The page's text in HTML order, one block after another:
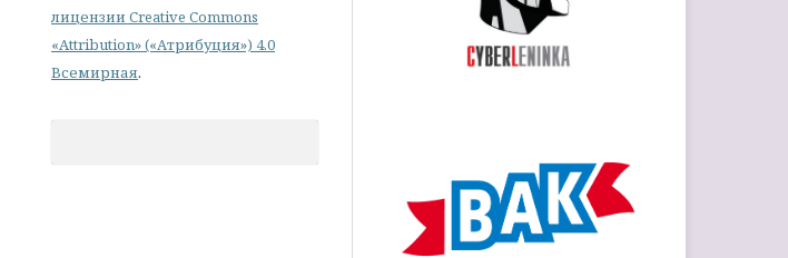
лицензии Creative Commons
«Attribution» («Атрибуция») 4.0
Всемирная.